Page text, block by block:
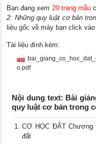
Bạn đang xem 20 trang mẫu
2: Những quy luật cơ bản
liệu gốc về máy bạn click
Tài liệu đính kèm:
o.pdf
Nội dung text: Bài
quy luật cơ bản trong
CƠ HỌC ĐẤT
đất